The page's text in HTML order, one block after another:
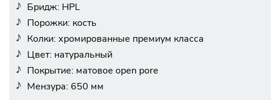
Бридж: HPL
Порожки: кость
Колки: хромированные премиум класса
Цвет: натуральный
Покрытие: матовое open pore
Мензура: 650 мм